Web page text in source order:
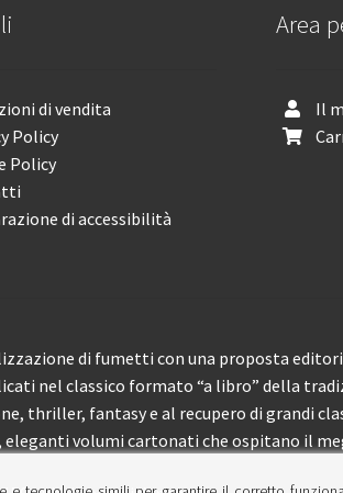
di vendita
Policy
Policy
di accessibilità
Area
Il
di fumetti con una proposta
nel classico formato “a libro” della
thriller, fantasy e al recupero di grandi
volumi cartonati che ospitano il